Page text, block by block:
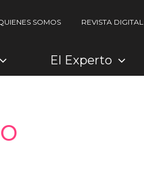
SOMOS REVISTA DIGITAL
El Experto